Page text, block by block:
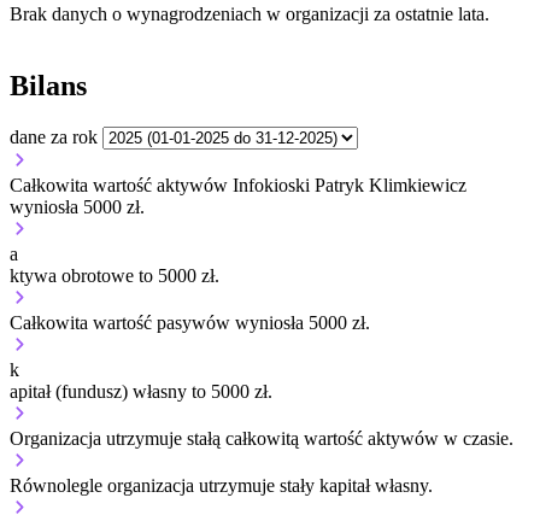
Brak danych o wynagrodzeniach w organizacji za ostatnie lata.
Bilans
dane za rok
Całkowita wartość aktywów Infokioski Patryk Klimkiewicz
wyniosła 5000 zł.
a
ktywa obrotowe to 5000 zł.
Całkowita wartość pasywów wyniosła 5000 zł.
k
apitał (fundusz) własny to 5000 zł.
Organizacja utrzymuje stałą całkowitą wartość aktywów w czasie.
Równolegle organizacja utrzymuje stały kapitał własny.